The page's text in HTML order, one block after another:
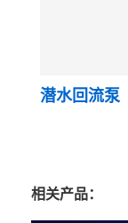
潜水回流泵
相关产品：